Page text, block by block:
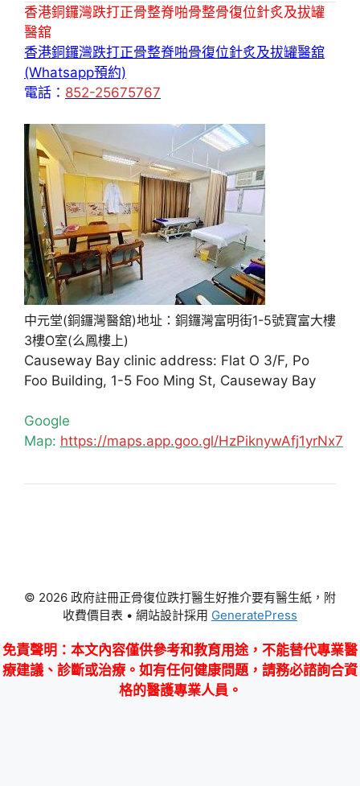
香港銅鑼灣跌打正骨整脊啪骨整骨復位針炙及拔罐
醫舘
香港銅鑼灣跌打正骨整脊啪骨復位針炙及拔罐醫舘
(Whatsapp預約)
電話： 852-25675767
中元堂(銅鑼灣醫舘)地址：銅鑼灣富明街1-5號寶富大樓
3樓O室(么鳳樓上)
Causeway Bay clinic address: Flat O 3/F, Po
Foo Building, 1-5 Foo Ming St, Causeway Bay
Google
Map: https://maps.app.goo.gl/HzPiknywAfj1yrNx7
© 2026 政府註冊正骨復位跌打醫生好推介要有醫生紙，附
收費價目表 • 網站設計採用 GeneratePress
免責聲明 ：本文內容僅供參考和教育用途，不能替代專業醫
療建議、診斷或治療。如有任何健康問題，請務必諮詢合資
格的醫護專業人員。